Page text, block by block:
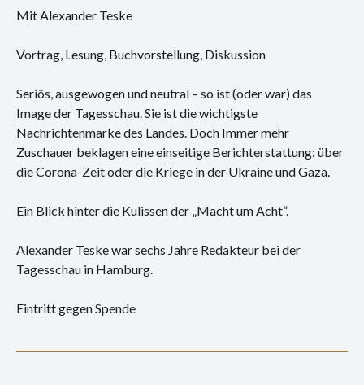
Hörspiel
Konzert
Performance
Vernissage
Vortrag
Sprechsaal
Ausstellungen
Mit Alexander Teske
Vortrag, Lesung, Buchvorstellung, Diskussion
Seriös, ausgewogen und neutral – so ist (oder war) das
Image der Tagesschau. Sie ist die wichtigste
Nachrichtenmarke des Landes. Doch Immer mehr
Zuschauer beklagen eine einseitige Berichterstattung: über
die Corona-Zeit oder die Kriege in der Ukraine und Gaza.
Ein Blick hinter die Kulissen der „Macht um Acht“.
Alexander Teske war sechs Jahre Redakteur bei der
Tagesschau in Hamburg.
Eintritt gegen Spende